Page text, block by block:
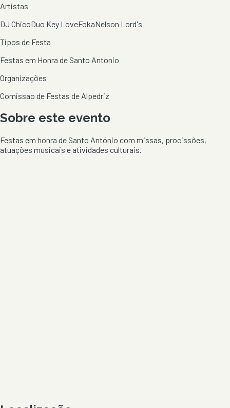
Artistas
DJ ChicoDuo Key LoveFokaNelson Lord's
Tipos de Festa
Festas em Honra de Santo Antonio
Organizações
Comissao de Festas de Alpedriz
Sobre este evento
Festas em honra de Santo António com missas, procissões,
atuações musicais e atividades culturais.